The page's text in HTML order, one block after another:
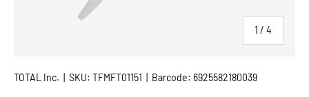
1 / von
4
TOTAL Inc. SKU: TFMFT01151 Barcode: 6925582180039